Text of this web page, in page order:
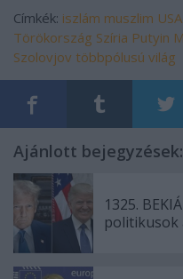
Címkék: iszlám muszlim USA
Törökország Szíria Putyin
Szolovjov többpólusú világ
Ajánlott bejegyzések:
1325.
politikusok